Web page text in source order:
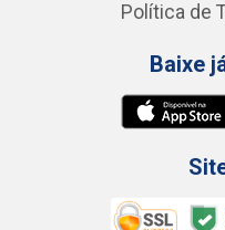
Política de
Baixe